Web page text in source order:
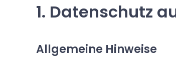
1. Datenschutz
Allgemeine Hinweise